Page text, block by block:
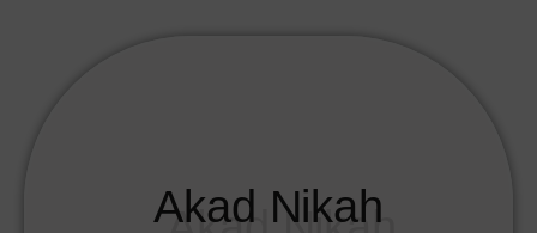
Akad Nikah